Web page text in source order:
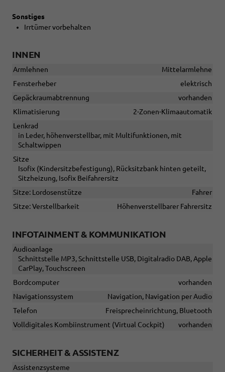
Sonstiges
Irrtümer vorbehalten
INNEN
Armlehnen
Mittelarmlehne
Fensterheber
elektrisch
Gepäckraumabtrennung
vorhanden
Klimatisierung
2-Zonen-Klimaautomatik
Lenkrad
in Leder, höhenverstellbar, mit Multifunktionen, mit
Schaltwippen
Sitze
Isofix (Kindersitzbefestigung), Rücksitzbank hinten geteilt,
Sitzheizung, Isofix Beifahrersitz
Sitze: Lordosenstütze
Fahrer
Sitze: Verstellbarkeit
Höhenverstellbarer Fahrersitz
INFOTAINMENT & KOMMUNIKATION
Audioanlage
Schnittstelle MP3, Schnittstelle USB, Digitalradio DAB, Apple
CarPlay, Touchscreen
Bordcomputer
vorhanden
Navigationssystem
Navigation, Navigation per Audio
Telefon
Freisprecheinrichtung, Bluetooth
Volldigitales Kombiinstrument (Virtual Cockpit)
vorhanden
SICHERHEIT & ASSISTENZ
Assistenzsysteme